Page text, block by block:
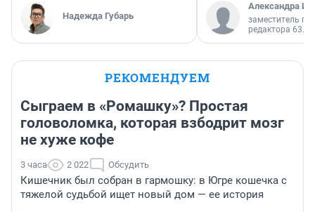
Надежда Губарь
Александра
заместитель
редактора 63.RU
РЕКОМЕНДУЕМ
Сыграем в «Ромашку»? Простая
головоломка, которая взбодрит мозг
не хуже кофе
3 часа 2 022 Обсудить
Кишечник был собран в гармошку: в Югре кошечка с
тяжелой судьбой ищет новый дом — ее история